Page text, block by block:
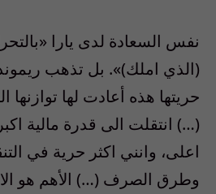
نفس السعادة لدى يارا
(الذي املك)». بل تذهب
حريتها هذه أعادت لها توازنها
(…) انتقلت الى قدرة مالية
اعلى، وانني اكثر حرية في
وطرق الصرف (…) الأهم هو